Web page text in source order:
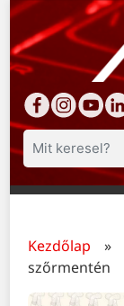
Keresés
Kezdőlap »
szőrmentén